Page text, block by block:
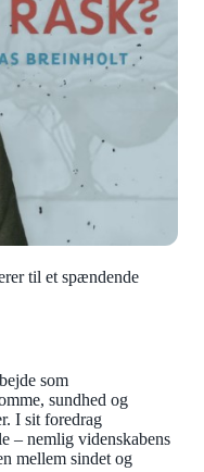
til et spændende
som
sundhed og
I sit foredrag
– nemlig videnskabens
mellem sindet og